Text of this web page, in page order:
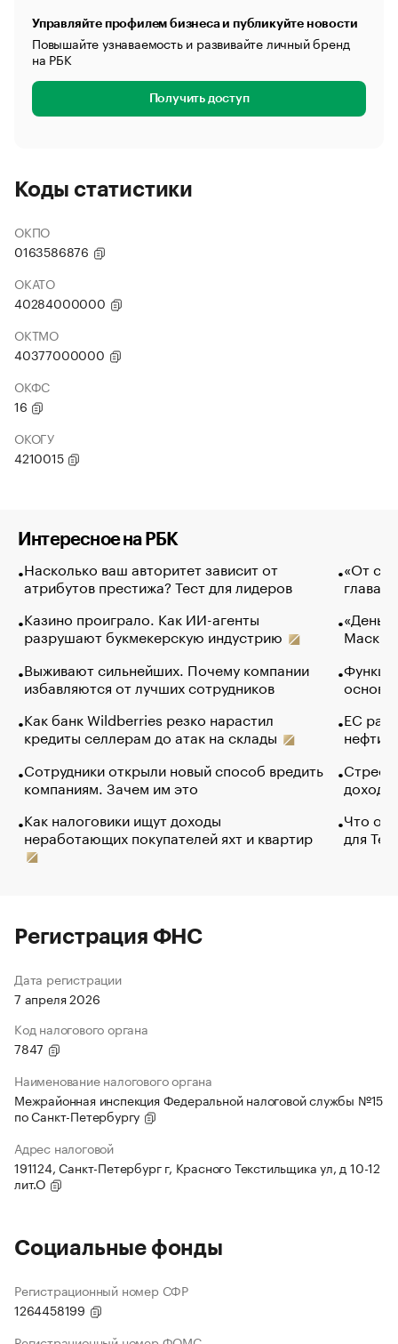
Управляйте профилем бизнеса и публикуйте новости
Повышайте узнаваемость и развивайте личный бренд
на РБК
Получить доступ
Коды статистики
ОКПО
0163586876
ОКАТО
40284000000
ОКТМО
40377000000
ОКФС
16
ОКОГУ
4210015
Интересное на РБК
Насколько ваш авторитет зависит от
атрибутов престижа? Тест для лидеров
Казино проиграло. Как ИИ-агенты
разрушают букмекерскую индустрию
Выживают сильнейших. Почему компании
избавляются от лучших сотрудников
Как банк Wildberries резко нарастил
кредиты селлерам до атак на склады
Сотрудники открыли новый способ вредить
компаниям. Зачем им это
Как налоговики ищут доходы
неработающих покупателей яхт и квартир
«От
глава
Маск в
основ
ЕС
нефти
Что
для
Регистрация ФНС
Дата регистрации
7 апреля 2026
Код налогового органа
7847
Наименование налогового органа
Межрайонная инспекция Федеральной налоговой службы №15
по Санкт-Петербургу
Адрес налоговой
191124, Санкт-Петербург г, Красного Текстильщика ул, д 10-12
лит.О
Социальные фонды
Регистрационный номер СФР
1264458199